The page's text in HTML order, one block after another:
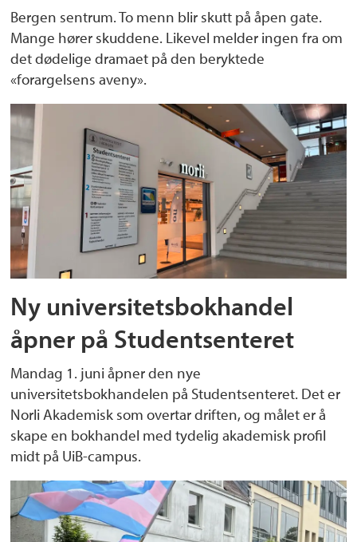
Bergen sentrum. To menn blir skutt på åpen gate.
Mange hører skuddene. Likevel melder ingen fra om
det dødelige dramaet på den beryktede
«forargelsens aveny».
Ny universitetsbokhandel
åpner på Studentsenteret
Mandag 1. juni åpner den nye
universitetsbokhandelen på Studentsenteret. Det er
Norli Akademisk som overtar driften, og målet er å
skape en bokhandel med tydelig akademisk profil
midt på UiB-campus.